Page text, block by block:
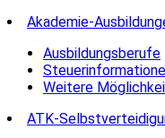
Akademie-
Ausbildungsberufe
Weitere
ATK-